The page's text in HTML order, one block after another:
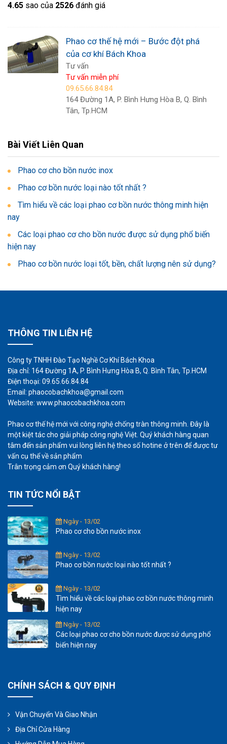
4.65 sao của 2526 đánh giá
Phao cơ thế hệ mới – Bước đột phá
của cơ khí Bách Khoa
Tư vấn
Tư vấn miễn phí
09.65.66.84.84
164 Đường 1A, P. Bình Hưng Hòa B, Q. Bình
Tân, Tp.HCM
Bài Viết Liên Quan
Phao cơ cho bồn nước inox
Phao cơ bồn nước loại nào tốt nhất ?
Tìm hiểu về các loại phao cơ bồn nước thông minh hiện
nay
Các loại phao cơ cho bồn nước được sử dụng phổ biến
hiện nay
Phao cơ bồn nước loại tốt, bền, chất lượng nên sử dụng?
THÔNG TIN LIÊN HỆ
Công ty TNHH Đào Tạo Nghề Cơ Khí Bách Khoa
Địa chỉ: 164 Đường 1A, P. Bình Hưng Hòa B, Q. Bình Tân, Tp.HCM
Điện thoại: 09.65.66.84.84
Email: phaocobachkhoa@gmail.com
Website: www.phaocobachkhoa.com
Phao cơ thế hệ mới với công nghệ chống tràn thông minh. Đây là
một kiệt tác cho giải pháp công nghệ Việt. Quý khách hàng quan
tâm đến sản phẩm vui lòng liên hệ theo số hotine ở trên để được tư
vấn cụ thể về sản phẩm
Trân trọng cảm ơn Quý khách hàng!
TIN TỨC NỔI BẬT
Ngày - 13/02
Phao cơ cho bồn nước inox
Ngày - 13/02
Phao cơ bồn nước loại nào tốt nhất ?
Ngày - 13/02
Tìm hiểu về các loại phao cơ bồn nước thông minh
hiện nay
Ngày - 13/02
Các loại phao cơ cho bồn nước được sử dụng phổ
biến hiện nay
CHÍNH SÁCH & QUY ĐỊNH
Vận Chuyển Và Giao Nhận
Địa Chỉ Cửa Hàng